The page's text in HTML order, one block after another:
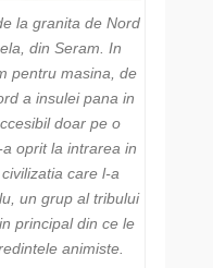
la granita de Nord
din Seram. In
pentru masina, de
a insulei pana in
doar pe o
oprit la intrarea in
care l-a
un grup al tribului
principal din ce le
animiste.